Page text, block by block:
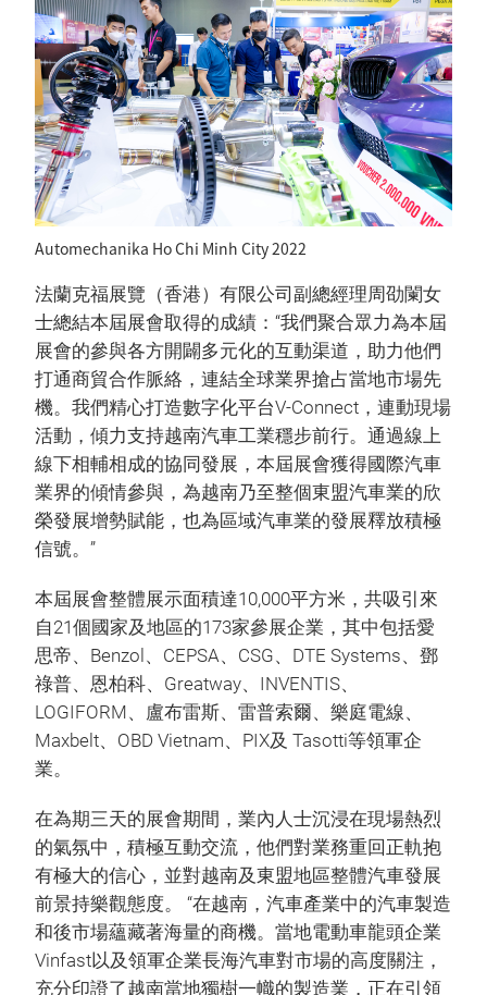
Automechanika Ho Chi Minh City 2022
法蘭克福展覽（香港）有限公司副總經理周劭闌女
士總結本屆展會取得的成績：“我們聚合眾力為本屆
展會的參與各方開闢多元化的互動渠道，助力他們
打通商貿合作脈絡，連結全球業界搶占當地市場先
機。我們精心打造數字化平台V-Connect，連動現場
活動，傾力支持越南汽車工業穩步前行。通過線上
線下相輔相成的協同發展，本屆展會獲得國際汽車
業界的傾情參與，為越南乃至整個東盟汽車業的欣
榮發展增勢賦能，也為區域汽車業的發展釋放積極
信號。”
本屆展會整體展示面積達10,000平方米，共吸引來
自21個國家及地區的173家參展企業，其中包括愛
思帝、Benzol、CEPSA、CSG、DTE Systems、鄧
祿普、恩柏科、Greatway、INVENTIS、
LOGIFORM、盧布雷斯、雷普索爾、樂庭電線、
Maxbelt、OBD Vietnam、PIX及 Tasotti等領軍企
業。
在為期三天的展會期間，業內人士沉浸在現場熱烈
的氣氛中，積極互動交流，他們對業務重回正軌抱
有極大的信心，並對越南及東盟地區整體汽車發展
前景持樂觀態度。 “在越南，汽車產業中的汽車製造
和後市場蘊藏著海量的商機。當地電動車龍頭企業
Vinfast以及領軍企業長海汽車對市場的高度關注，
充分印證了越南當地獨樹一幟的製造業，正在引領